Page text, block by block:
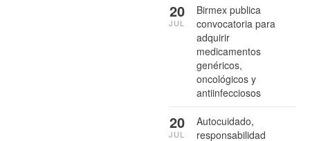
Birmex publica
convocatoria para
adquirir
medicamentos
genéricos,
oncológicos y
antiinfecciosos
20
JUL
Autocuidado,
responsabilidad
20
JUL